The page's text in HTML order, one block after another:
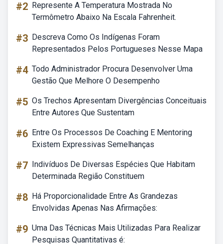
#2 Represente A Temperatura Mostrada No
Termômetro Abaixo Na Escala Fahrenheit.
#3 Descreva Como Os Indígenas Foram
Representados Pelos Portugueses Nesse Mapa
#4 Todo Administrador Procura Desenvolver Uma
Gestão Que Melhore O Desempenho
#5 Os Trechos Apresentam Divergências Conceituais
Entre Autores Que Sustentam
#6 Entre Os Processos De Coaching E Mentoring
Existem Expressivas Semelhanças
#7 Indivíduos De Diversas Espécies Que Habitam
Determinada Região Constituem
#8 Há Proporcionalidade Entre As Grandezas
Envolvidas Apenas Nas Afirmações:
#9 Uma Das Técnicas Mais Utilizadas Para Realizar
Pesquisas Quantitativas é: